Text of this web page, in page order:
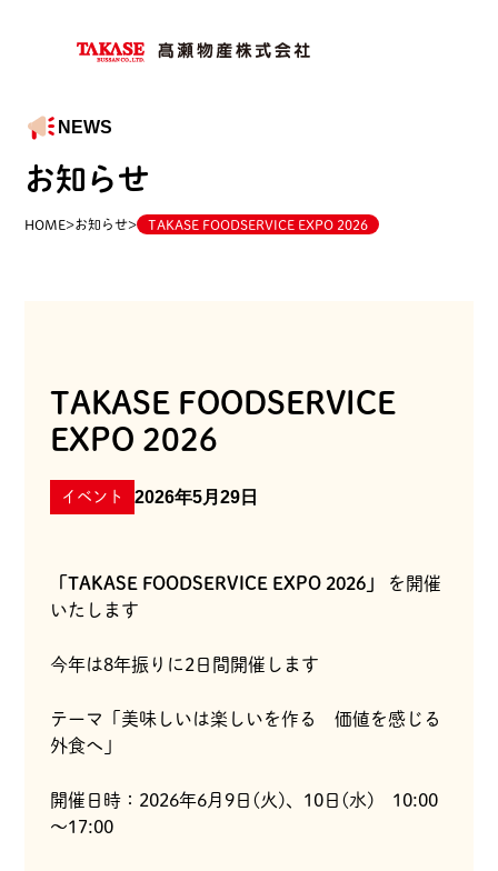
NEWS
お知らせ
HOME>お知らせ> TAKASE FOODSERVICE EXPO 2026
TAKASE FOODSERVICE
EXPO 2026
イベント 2026年5月29日
「TAKASE FOODSERVICE EXPO 2026」
を開催
いたします
今年は8年振りに2日間開催します
テーマ「美味しいは楽しいを作る 価値を感じる
外食へ」
開催日時：2026年6月9日(火)、10日(水) 10:00
～17:00